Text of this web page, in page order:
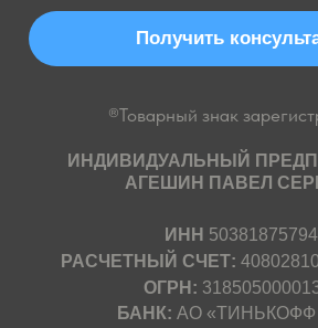
© 2026 — Сайт разработал«Стратег»
Согласие намаркетинговые коммуникации
обработку персональных данных